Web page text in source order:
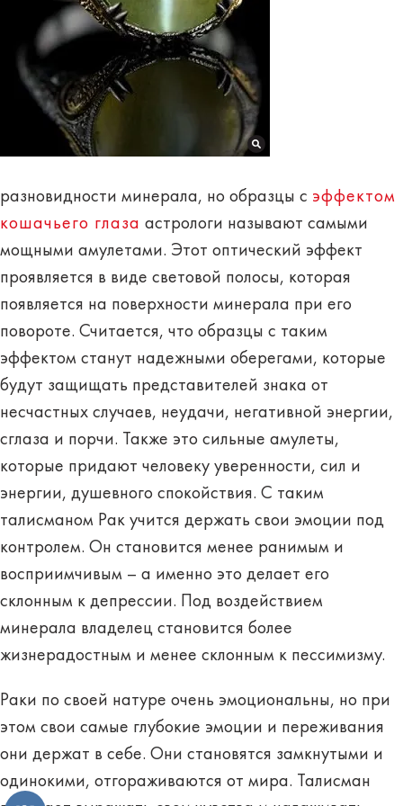
разновидности минерала, но образцы с эффектом
кошачьего глаза астрологи называют самыми
мощными амулетами. Этот оптический эффект
проявляется в виде световой полосы, которая
появляется на поверхности минерала при его
повороте. Считается, что образцы с таким
эффектом станут надежными оберегами, которые
будут защищать представителей знака от
несчастных случаев, неудачи, негативной энергии,
сглаза и порчи. Также это сильные амулеты,
которые придают человеку уверенности, сил и
энергии, душевного спокойствия. С таким
талисманом Рак учится держать свои эмоции под
контролем. Он становится менее ранимым и
восприимчивым – а именно это делает его
склонным к депрессии. Под воздействием
минерала владелец становится более
жизнерадостным и менее склонным к пессимизму.
Раки по своей натуре очень эмоциональны, но при
этом свои самые глубокие эмоции и переживания
они держат в себе. Они становятся замкнутыми и
одинокими, отгораживаются от мира. Талисман